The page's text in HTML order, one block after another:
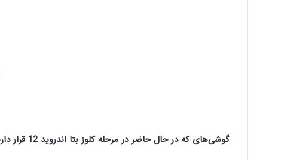
گوشی‌های که در حال حاضر در مرحله کلوز بتا اندروید 12 قرار دارند